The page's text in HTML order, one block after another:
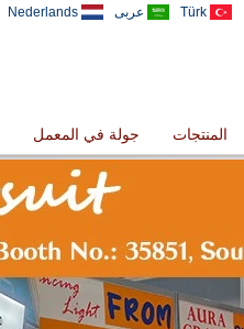
Nederlands عربى Türk
المنتجات جولة في المعمل